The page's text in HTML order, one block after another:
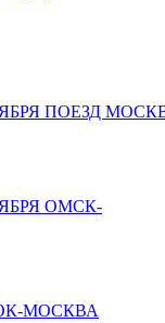
ПОЕЗД
ОМСК-
МОСКВА